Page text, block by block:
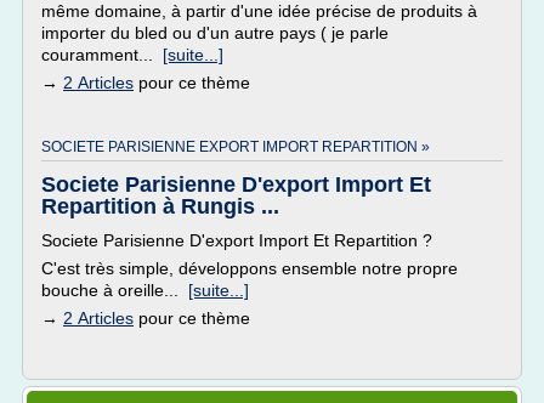
même domaine, à partir d'une idée précise de produits à
importer du bled ou d'un autre pays ( je parle
couramment... [suite...]
→ 2 Articles pour ce thème
SOCIETE PARISIENNE EXPORT IMPORT REPARTITION »
Societe Parisienne D'export Import Et
Repartition à Rungis ...
Societe Parisienne D'export Import Et Repartition ?
C'est très simple, développons ensemble notre propre
bouche à oreille... [suite...]
→ 2 Articles pour ce thème